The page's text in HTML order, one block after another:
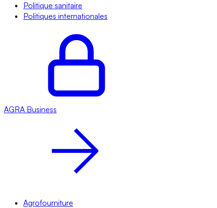
Politique sanitaire
Politiques internationales
AGRA Business
Agrofourniture